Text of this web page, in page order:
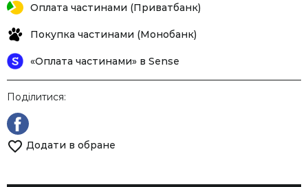
Оплата частинами (Приватбанк)
Покупка частинами (Монобанк)
«Оплата частинами» в Sense
Поділитися:
Додати в обране